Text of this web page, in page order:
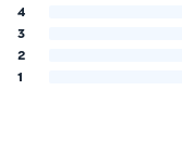
4
3
2
1